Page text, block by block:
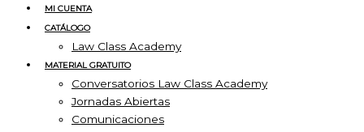
MI CUENTA
CATÁLOGO
Law Class Academy
MATERIAL GRATUITO
Conversatorios Law Class Academy
Jornadas Abiertas
Comunicaciones